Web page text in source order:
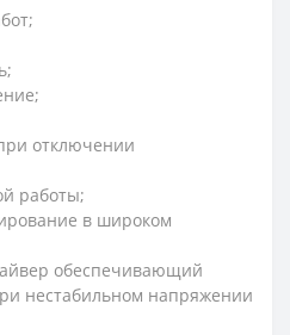
отключении
работы;
в широком
обеспечивающий
нестабильном напряжении